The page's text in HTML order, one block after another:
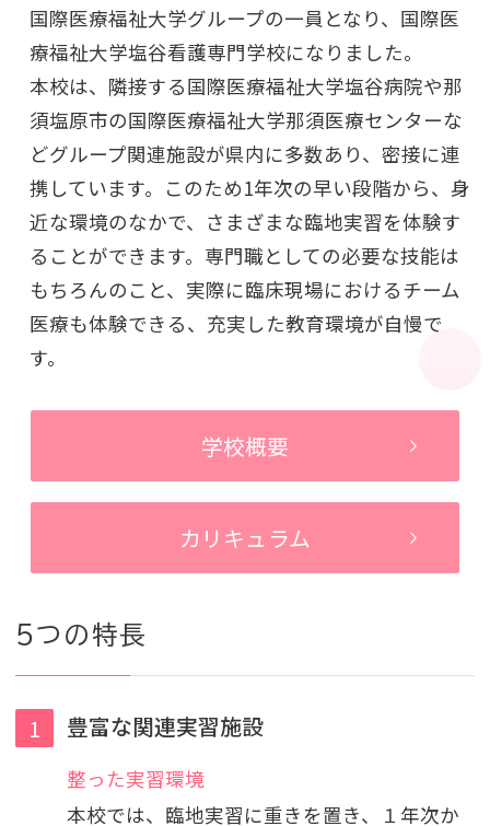
国際医療福祉大学グループの一員となり、国際医
療福祉大学塩谷看護専門学校になりました。
本校は、隣接する国際医療福祉大学塩谷病院や那
須塩原市の国際医療福祉大学那須医療センターな
どグループ関連施設が県内に多数あり、密接に連
携しています。このため1年次の早い段階から、身
近な環境のなかで、さまざまな臨地実習を体験す
ることができます。専門職としての必要な技能は
もちろんのこと、実際に臨床現場におけるチーム
医療も体験できる、充実した教育環境が自慢で
す。
学校概要
カリキュラム
5つの特長
豊富な関連実習施設
整った実習環境
本校では、臨地実習に重きを置き、１年次か